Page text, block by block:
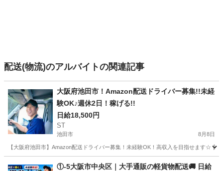
配送(物流)のアルバイトの関連記事
大阪府池田市！Amazon配送ドライバー募集!!未経
験OK♪週休2日！稼げる!!
日給18,500円
ST
池田市 8月8日
【大阪府池田市】Amazon配送ドライバー募集！未経験OK！高収入を目指せます☆
ドライバー Amazon
①-5大阪市中央区｜大手通販の軽貨物配送🚚 日給